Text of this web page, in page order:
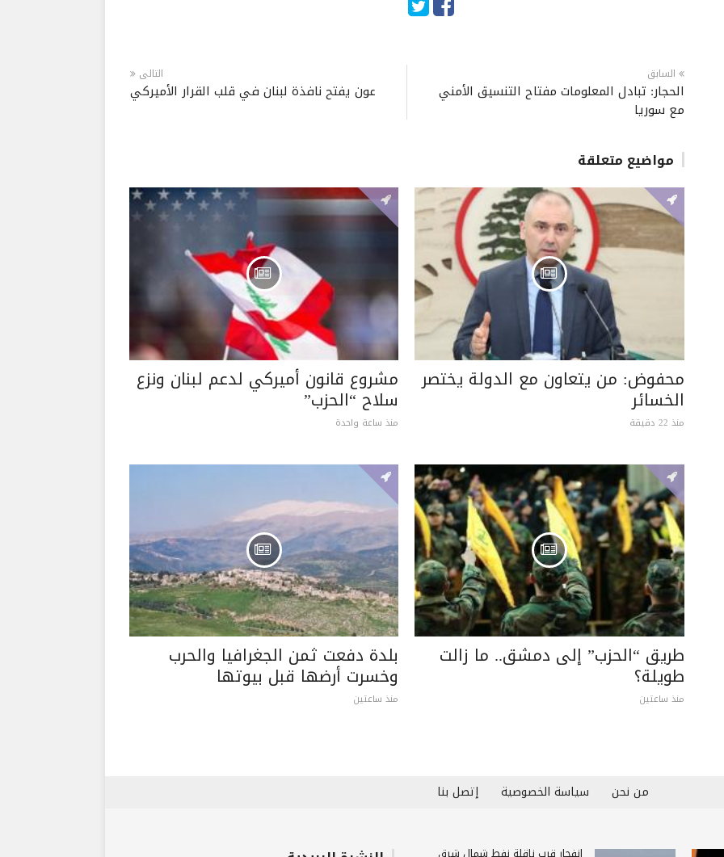
السابق
الحجار: تبادل المعلومات مفتاح التنسيق الأمني
مع سوريا
التالى
عون يفتح نافذة لبنان في قلب القرار الأميركي
مواضيع متعلقة
محفوض: من يتعاون مع الدولة يختصر
الخسائر
منذ 22 دقيقة
مشروع قانون أميركي لدعم لبنان ونزع
سلاح “الحزب”
منذ ساعة واحدة
طريق “الحزب” إلى دمشق.. ما زالت
طويلة؟
منذ ساعتين
بلدة دفعت ثمن الجغرافيا والحرب
وخسرت أرضها قبل بيوتها
منذ ساعتين
من نحن سياسة الخصوصية إتصل بنا